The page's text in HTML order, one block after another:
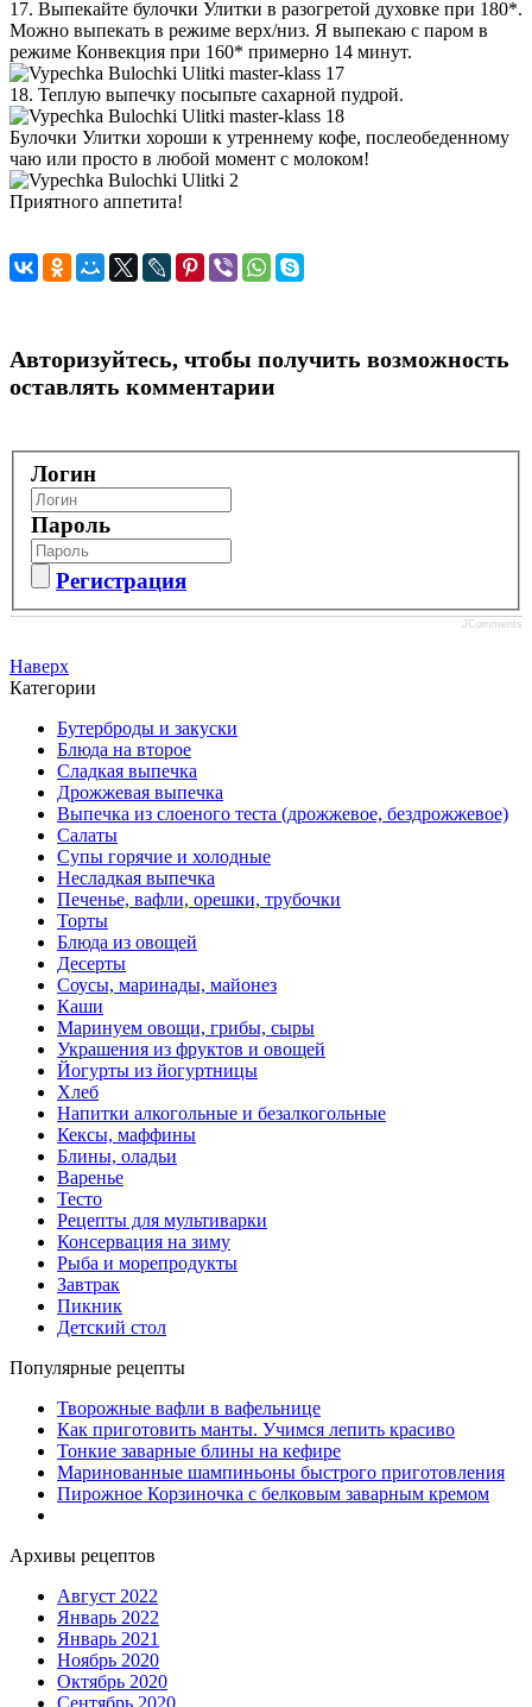
17. Выпекайте булочки Улитки в разогретой духовке при 180*.
Можно выпекать в режиме верх/низ. Я выпекаю с паром в
режиме Конвекция при 160* примерно 14 минут.
18. Теплую выпечку посыпьте сахарной пудрой.
Булочки Улитки хороши к утреннему кофе, послеобеденному
чаю или просто в любой момент с молоком!
Приятного аппетита!
Авторизуйтесь, чтобы получить возможность
оставлять комментарии
Логин
Пароль
Регистрация
JComments
Наверх
Категории
Бутерброды и закуски
Блюда на второе
Сладкая выпечка
Дрожжевая выпечка
Выпечка из слоеного теста (дрожжевое, бездрожжевое)
Салаты
Супы горячие и холодные
Несладкая выпечка
Печенье, вафли, орешки, трубочки
Торты
Блюда из овощей
Десерты
Соусы, маринады, майонез
Каши
Маринуем овощи, грибы, сыры
Украшения из фруктов и овощей
Йогурты из йогуртницы
Хлеб
Напитки алкогольные и безалкогольные
Кексы, маффины
Блины, оладьи
Варенье
Тесто
Рецепты для мультиварки
Консервация на зиму
Рыба и морепродукты
Завтрак
Пикник
Детский стол
Популярные рецепты
Творожные вафли в вафельнице
Как приготовить манты. Учимся лепить красиво
Тонкие заварные блины на кефире
Маринованные шампиньоны быстрого приготовления
Пирожное Корзиночка с белковым заварным кремом
Архивы рецептов
Август 2022
Январь 2022
Январь 2021
Ноябрь 2020
Октябрь 2020